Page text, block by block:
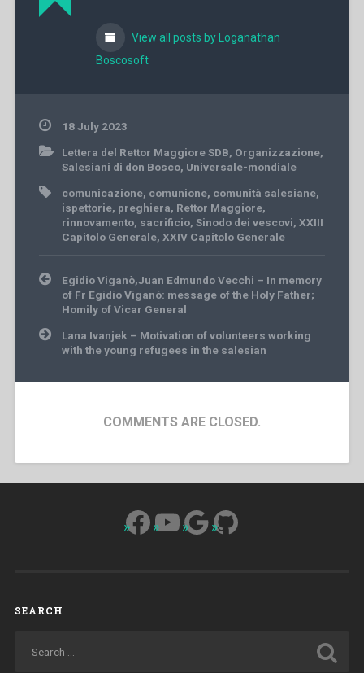
View all posts by Loganathan
Boscosoft
18 July 2023
Lettera del Rettor Maggiore SDB, Organizzazione,
Salesiani di don Bosco, Universale-mondiale
comunicazione, comunione, comunità salesiane,
ispettorie, preghiera, Rettor Maggiore,
rinnovamento, sacrificio, Sinodo dei vescovi, XXIII
Capitolo Generale, XXIV Capitolo Generale
Post
navigation
Egidio Viganò,Juan Edmundo Vecchi – In memory
of Fr Egidio Viganò: message of the Holy Father;
Homily of Vicar General
Lana Ivanjek – Motivation of volunteers working
with the young refugees in the salesian
COMMENTS ARE CLOSED.
Facebook
YouTube
Google
GitHub
SEARCH